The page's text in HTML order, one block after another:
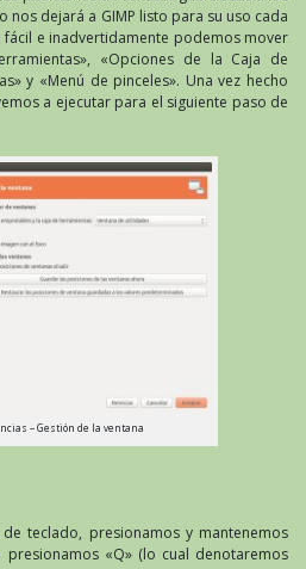
dejará a GIMP listo para su uso cada
e inadvertidamente podemos mover
«Opciones de la Caja de
y «Menú de pinceles». Una vez hecho
a ejecutar para el siguiente paso de
– Gestión de la ventana
teclado, presionamos y mantenemos
presionamos «Q» (lo cual denotaremos